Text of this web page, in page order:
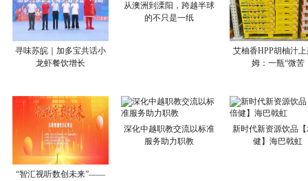
寻味苏皖｜加多宝共话小
龙虾餐饮增长
从澳洲到溧阳，跨越半球
的不只是一纸
艾柚香HPP胡柚汁
姆：一瓶“微苦
“智汇视听数创未来”——
深化中越职教交流以标准
服务助力职教
新时代新资源饮品
健】海巴戟虹